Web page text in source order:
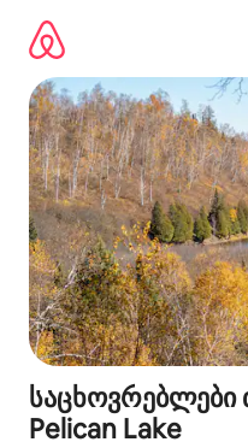
გადასვლა
Pelican Lake